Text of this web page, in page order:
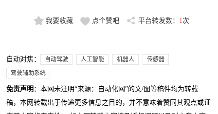
我要收藏 点个赞吧 平台转发数： 1次
自动对焦： 自动驾驶 人工智能 机器人
传感器
驾驶辅助系统
免责声明 ：本网未注明“来源：自动化网”的文/图等稿件均为转载
稿，本网转载出于传递更多信息之目的，并不意味着赞同其观点或证